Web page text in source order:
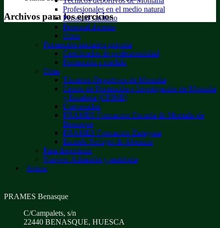
Profesionales en el medio natural
Personal sanitario
Personal docente
Otros
Formación iniciativa privada
Certificados de profesionalidad
Formación a medida
Otras
Técnicos Deportivos de Montaña
Centro de Formación e Investigación de Montaña
y Escalada (CFIME)
Universidad
PRAMES Formación Escuela de Montaña de
Benasque
PRAMES Formación Zaragoza
Escuela Refugio de Alquézar
Para deportistas
Nuevos: Admisión y matrícula
Avisos
Archivos para los ejercicios
PRAMES Benasque
C/Campalets, s/n
22440 BENASQUE, HUESCA